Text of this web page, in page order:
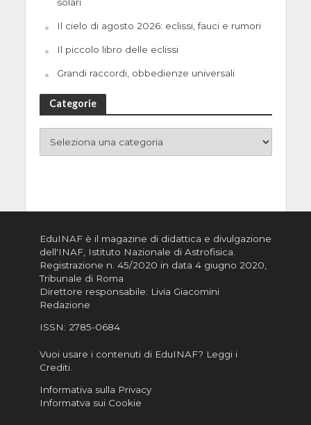
Il cielo di agosto 2026: eclissi, fauci e rumori
Il piccolo libro delle eclissi
Grandi raccordi, obbedienze universali
Categorie
EduINAF è il magazine di didattica e divulgazione
dell'INAF, Istituto Nazionale di Astrofisica
Registrazione n. 45/2020 in data 4 giugno 2020,
Tribunale di Roma
Direttore responsabile: Livia Giacomini
Redazione
ISSN: 2785-0684
Vuoi usare i contenuti di EduINAF? Leggi i
Crediti.
Informativa sulla Privacy
Informatva sui Cookie